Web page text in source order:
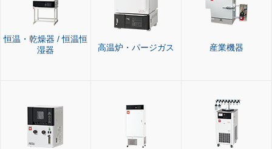
恒温・乾燥器 / 恒温恒
湿器
高温炉・パージガス 産業機器